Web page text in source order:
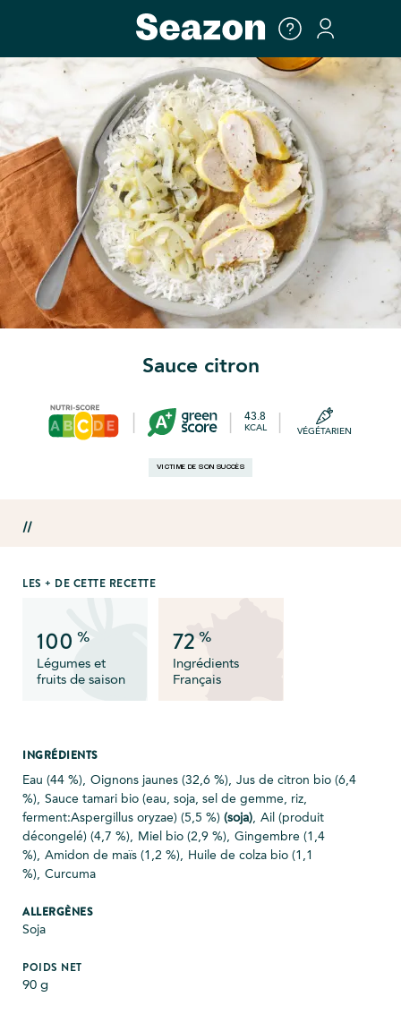
Sauce citron
43.8
KCAL VÉGÉTARIEN
VICTIME DE SON SUCCÈS
//
LES + DE CETTE RECETTE
100 %
Légumes et
fruits de saison
72 %
Ingrédients
Français
INGRÉDIENTS
Eau (44 %), Oignons jaunes (32,6 %), Jus de citron bio (6,4
%), Sauce tamari bio (eau, soja, sel de gemme, riz,
ferment:Aspergillus oryzae) (5,5 %) (soja), Ail (produit
décongelé) (4,7 %), Miel bio (2,9 %), Gingembre (1,4
%), Amidon de maïs (1,2 %), Huile de colza bio (1,1
%), Curcuma
ALLERGÈNES
Soja
POIDS NET
90 g